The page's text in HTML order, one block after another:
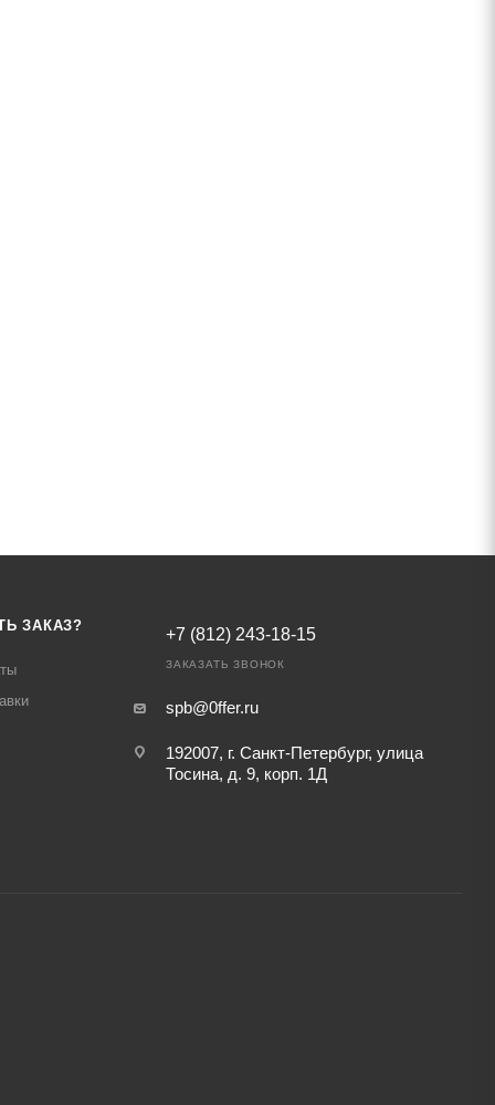
ЗАКАЗ? +7 (812) 243-18-15
ЗАКАЗАТЬ ЗВОНОК
spb@0ffer.ru
192007, г. Санкт-Петербург, улица
Тосина, д. 9, корп. 1Д